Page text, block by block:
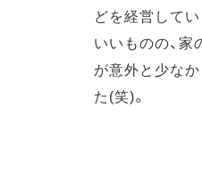
どを経営して
いいものの、
が意外と少な
た(笑)。